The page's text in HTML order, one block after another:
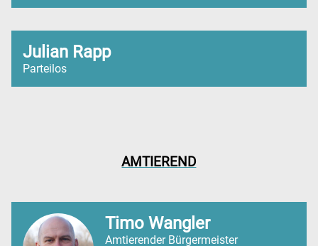
AMTIEREND
Timo Wangler
Amtierender Bürgermeister
Julian Rapp
Parteilos